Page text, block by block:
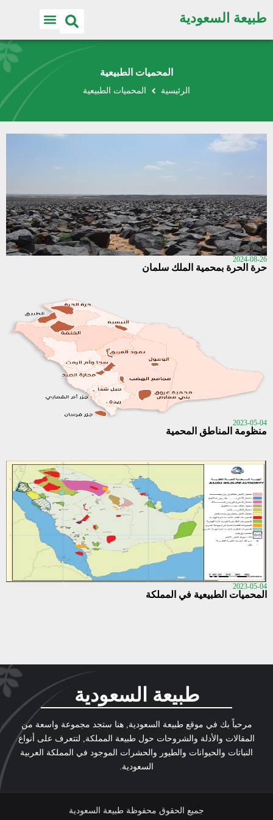
طبيعة السعودية
المحميات الطبيعية
الرئيسية المحميات الطبيعية
2024-08-26
حرة الحرة بمحمية الملك سلمان
2023-05-04
منظومة المناطق المحمية
2023-05-04
المحميات الطبيعية في المملكة
طبيعة السعودية
مرحباً بك في موقع طبيعة السعودية, هنا ستجد مجموعة واسعة من
المقالات والأدلة والشروحات حول طبيعة المملكة, لتتعرف على أنواع
النباتات والحيوانات والطيور والحشرات الموجود في المملكة العربية
السعودية.
جميع الحقوق محفوظة طبيعة السعودية